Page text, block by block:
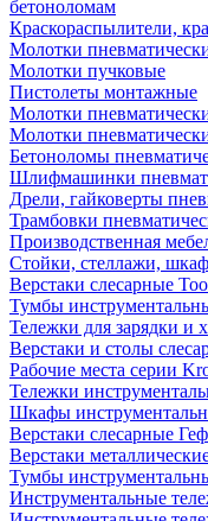
бетоноломам
Краскораспылители,
Молотки
Молотки пучковые
Пистолеты монтажные
Молотки
Молотки
Бетоноломы
Шлифмашинки
Дрели, гайковерты
Трамбовки
Производственная
Стойки, стеллажи,
Верстаки слесарные
Тумбы
Тележки для зарядки и
Верстаки и столы
Рабочие места серии
Тележки
Шкафы
Верстаки слесарные
Верстаки
Тумбы
Инструментальные